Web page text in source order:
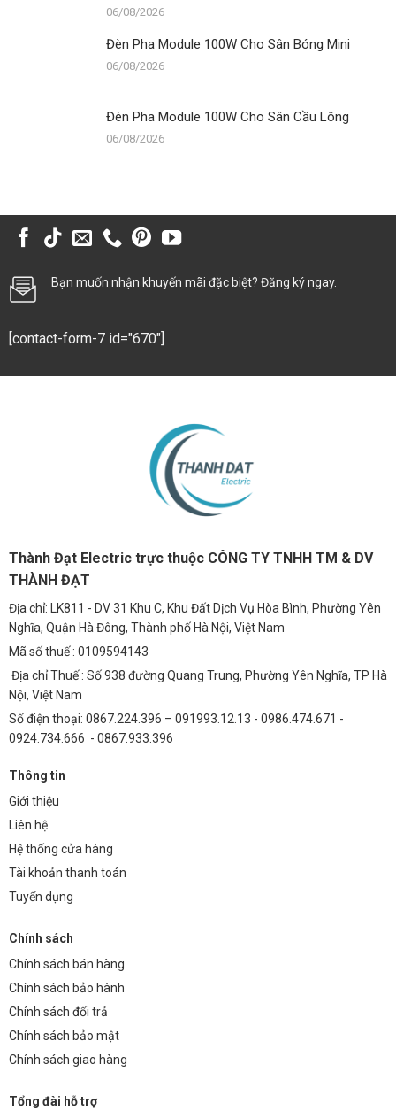
06/08/2026
Đèn Pha Module 100W Cho Sân Bóng Mini
06/08/2026
Đèn Pha Module 100W Cho Sân Cầu Lông
06/08/2026
Bạn muốn nhận khuyến mãi đặc biệt? Đăng ký ngay.
[contact-form-7 id="670"]
Thành Đạt Electric trực thuộc CÔNG TY TNHH TM & DV
THÀNH ĐẠT
Địa chỉ: LK811 - DV 31 Khu C, Khu Đất Dịch Vụ Hòa Bình, Phường Yên
Nghĩa, Quận Hà Đông, Thành phố Hà Nội, Việt Nam
Mã số thuế : 0109594143
Địa chỉ Thuế : Số 938 đường Quang Trung, Phường Yên Nghĩa, TP Hà
Nội, Việt Nam
Số điện thoại: 0867.224.396 – 091993.12.13 - 0986.474.671 -
0924.734.666 - 0867.933.396
Thông tin
Giới thiệu
Liên hệ
Hệ thống cửa hàng
Tài khoản thanh toán
Tuyển dụng
Chính sách
Chính sách bán hàng
Chính sách bảo hành
Chính sách đổi trả
Chính sách bảo mật
Chính sách giao hàng
Tổng đài hỗ trợ